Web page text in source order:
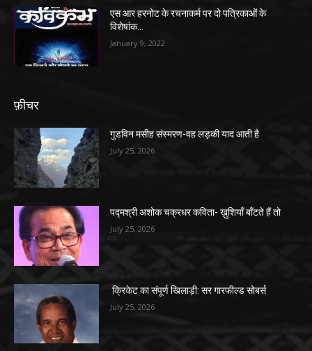
एस आर हरनोट के रचनाकर्म पर दो पत्रिकाओं के
विशेषांक…
January 9, 2022
फ़ीचर
गुडविन मसीह संस्मरण-वह लड़की याद आती है
July 25, 2026
पद्मश्री अशोक चक्रधर कविता- ख़ुशियाँ बाँटते हैं तो
July 25, 2026
क्रिकेट का संपूर्ण खिलाड़ी: सर गारफील्ड सोबर्स
July 25, 2026